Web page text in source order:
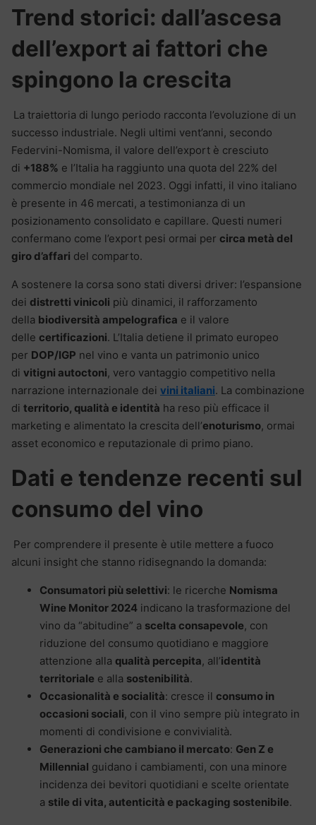
Trend storici: dall’ascesa
dell’export ai fattori che
spingono la crescita
La traiettoria di lungo periodo racconta l’evoluzione di un
successo industriale. Negli ultimi vent’anni, secondo
Federvini-Nomisma, il valore dell’export è cresciuto
di +188% e l’Italia ha raggiunto una quota del 22% del
commercio mondiale nel 2023. Oggi infatti, il vino italiano
è presente in 46 mercati, a testimonianza di un
posizionamento consolidato e capillare. Questi numeri
confermano come l’export pesi ormai per circa metà del
giro d’affari del comparto.
A sostenere la corsa sono stati diversi driver: l’espansione
dei distretti vinicoli più dinamici, il rafforzamento
della biodiversità ampelografica e il valore
delle certificazioni. L’Italia detiene il primato europeo
per DOP/IGP nel vino e vanta un patrimonio unico
di vitigni autoctoni, vero vantaggio competitivo nella
narrazione internazionale dei vini italiani. La combinazione
di territorio, qualità e identità ha reso più efficace il
marketing e alimentato la crescita dell’enoturismo, ormai
asset economico e reputazionale di primo piano.
Dati e tendenze recenti sul
consumo del vino
Per comprendere il presente è utile mettere a fuoco
alcuni insight che stanno ridisegnando la domanda:
Consumatori più selettivi: le ricerche Nomisma
Wine Monitor 2024 indicano la trasformazione del
vino da “abitudine” a scelta consapevole, con
riduzione del consumo quotidiano e maggiore
attenzione alla qualità percepita, all’identità
territoriale e alla sostenibilità.
Occasionalità e socialità: cresce il consumo in
occasioni sociali, con il vino sempre più integrato in
momenti di condivisione e convivialità.
Generazioni che cambiano il mercato: Gen Z e
Millennial guidano i cambiamenti, con una minore
incidenza dei bevitori quotidiani e scelte orientate
a stile di vita, autenticità e packaging sostenibile.